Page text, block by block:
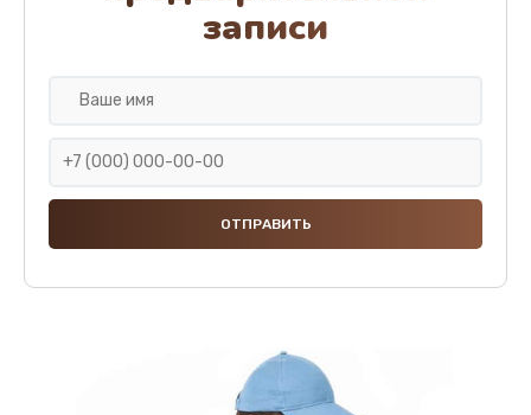
Замена панелей
1250 руб.
1600 руб.
Заказать
записи